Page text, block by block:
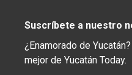
Suscríbete a nuestro
¿Enamorado de
mejor de Yucatán Today.